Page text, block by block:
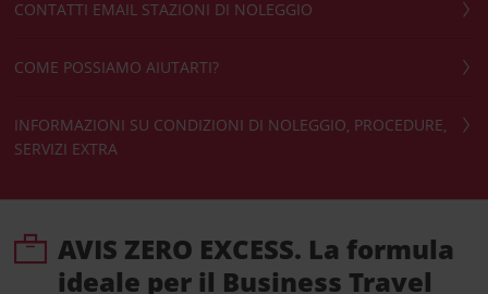
CONTATTI EMAIL STAZIONI DI NOLEGGIO
COME POSSIAMO AIUTARTI?
INFORMAZIONI SU CONDIZIONI DI NOLEGGIO, PROCEDURE,
SERVIZI EXTRA
AVIS ZERO EXCESS. La formula
ideale per il Business Travel